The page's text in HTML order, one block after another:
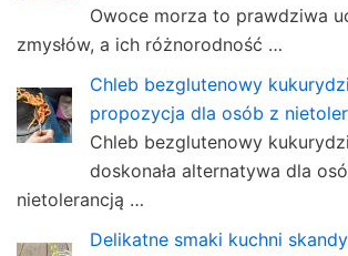
Owoce morza to prawdziwa
zmysłów, a ich różnorodność …
Chleb bezglutenowy
propozycja dla osób z
Chleb bezglutenowy
doskonała alternatywa dla
nietolerancją …
Delikatne smaki kuchni